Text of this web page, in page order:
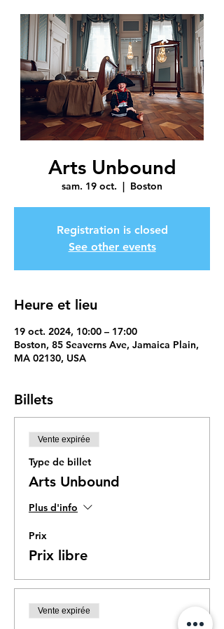
Arts Unbound
sam. 19 oct.
  |
Boston
Registration is closed
See other events
Heure et lieu
19 oct. 2024, 10:00 – 17:00
Boston, 85 Seaverns Ave, Jamaica Plain,
MA 02130, USA
Billets
Vente expirée
Type de billet
Arts Unbound
Plus d'info
Prix
Prix libre
Vente expirée